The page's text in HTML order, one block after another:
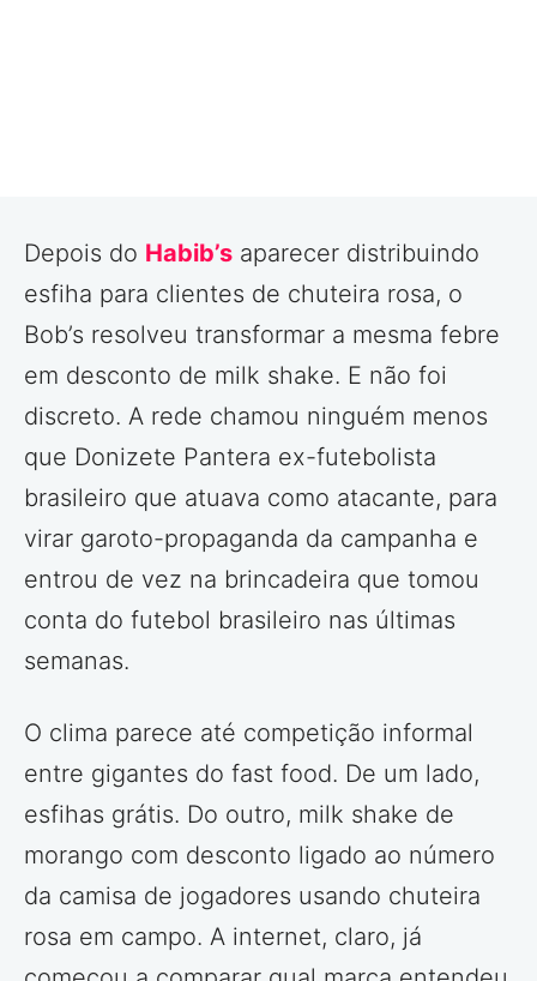
Depois do Habib’s aparecer distribuindo
esfiha para clientes de chuteira rosa, o
Bob’s resolveu transformar a mesma febre
em desconto de milk shake. E não foi
discreto. A rede chamou ninguém menos
que Donizete Pantera ex-futebolista
brasileiro que atuava como atacante, para
virar garoto-propaganda da campanha e
entrou de vez na brincadeira que tomou
conta do futebol brasileiro nas últimas
semanas.
O clima parece até competição informal
entre gigantes do fast food. De um lado,
esfihas grátis. Do outro, milk shake de
morango com desconto ligado ao número
da camisa de jogadores usando chuteira
rosa em campo. A internet, claro, já